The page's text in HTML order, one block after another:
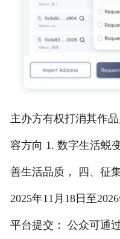
主办方有权打消其作
容方向 1. 数字生活蜕
善生活品质， 四、征
2025年11月18日至
平台提交： 公众可通